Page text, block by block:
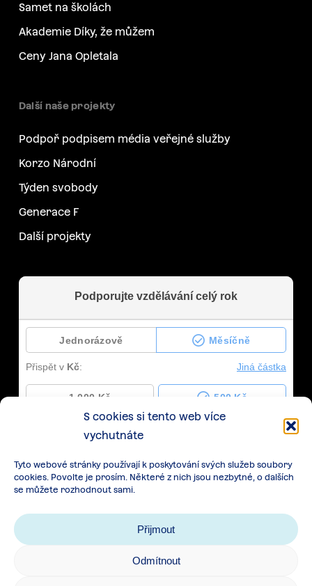
S cookies si tento web více
vychutnáte
Tyto webové stránky používají k poskytování svých služeb soubory
cookies. Povolte je prosím. Některé z nich jsou nezbytné, o dalších
se můžete rozhodnout sami.
Přijmout
Odmítnout
Samet na školách
Akademie Díky, že můžem
Ceny Jana Opletala
Další naše projekty
Podpoř podpisem média veřejné služby
Korzo Národní
Týden svobody
Generace F
Další projekty